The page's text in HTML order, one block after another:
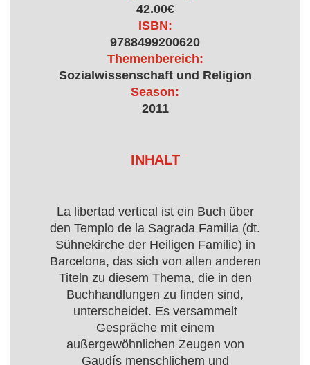
42.00€
ISBN:
9788499200620
Themenbereich:
Sozialwissenschaft und Religion
Season:
2011
INHALT
La libertad vertical ist ein Buch über
den Templo de la Sagrada Familia (dt.
Sühnekirche der Heiligen Familie) in
Barcelona, das sich von allen anderen
Titeln zu diesem Thema, die in den
Buchhandlungen zu finden sind,
unterscheidet. Es versammelt
Gespräche mit einem
außergewöhnlichen Zeugen von
Gaudís menschlichem und